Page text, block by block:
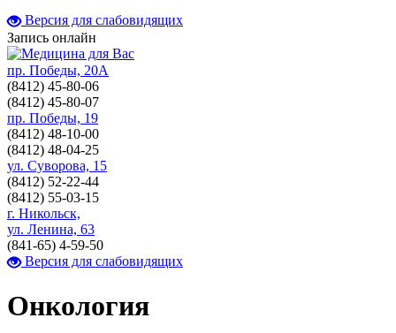
Версия для слабовидящих
Запись онлайн
пр. Победы, 20А
(8412) 45-80-06
(8412) 45-80-07
пр. Победы, 19
(8412) 48-10-00
(8412) 48-04-25
ул. Суворова, 15
(8412) 52-22-44
(8412) 55-03-15
г. Никольск,
ул. Ленина, 63
(841-65) 4-59-50
Версия для слабовидящих
Онкология